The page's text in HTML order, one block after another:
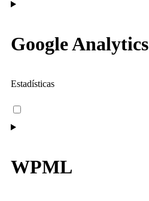
Google Analytics
Estadísticas
WPML